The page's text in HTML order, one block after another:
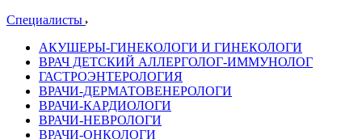
Специалисты
АКУШЕРЫ-ГИНЕКОЛОГИ И ГИНЕКОЛОГИ
ВРАЧ ДЕТСКИЙ АЛЛЕРГОЛОГ-ИММУНОЛОГ
ГАСТРОЭНТЕРОЛОГИЯ
ВРАЧИ-ДЕРМАТОВЕНЕРОЛОГИ
ВРАЧИ-КАРДИОЛОГИ
ВРАЧИ-НЕВРОЛОГИ
ВРАЧИ-ОНКОЛОГИ